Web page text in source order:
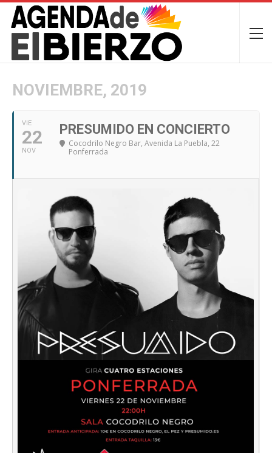
NOVIEMBRE, 2019
VIE
22
NOV
PRESUMIDO EN CONCIERTO
Cocodrilo Negro Bar, Avenida La Puebla, 22
Ponferrada